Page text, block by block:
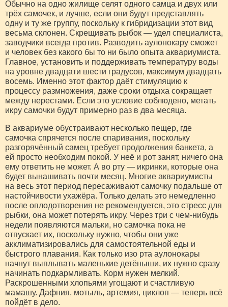
Обычно на одно жилище селят одного самца и двух или
трёх самочек, и лучше, если они будут представлять
одну и ту же группу, поскольку к гибридизации этот вид
весьма склонен. Скрещивать рыбок — удел специалиста,
заводчики всегда против. Разводить аулонокару сможет
и человек без какого бы то ни было опыта аквариумиста.
Главное, установить и поддерживать температуру воды
на уровне двадцати шести градусов, максимум двадцать
восемь. Именно этот фактор даёт стимуляцию к
процессу размножения, даже сроки отдыха сокращает
между нерестами. Если это условие соблюдено, метать
икру самочки будут примерно раз в два месяца.
В аквариуме обустраивают несколько пещер, где
самочка спрячется после спаривания, поскольку
разгорячённый самец требует продолжения банкета, а
ей просто необходим покой. У неё и рот занят, ничего она
ему ответить не может. А во рту — икринки, которые она
будет вынашивать почти месяц. Многие аквариумисты
на весь этот период пересаживают самочку подальше от
настойчивости ухажёра. Только делать это немедленно
после оплодотворения не рекомендуется, это стресс для
рыбки, она может потерять икру. Через три с чем-нибудь
недели появляются мальки, но самочка пока не
отпускает их, поскольку нужно, чтобы они уже
акклиматизировались для самостоятельной еды и
быстрого плавания. Как только изо рта аулонокары
начнут выплывать маленькие детёныши, их нужно сразу
начинать подкармливать. Корм нужен мелкий.
Раскрошенными хлопьями угощают и счастливую
мамашу. Дафния, мотыль, артемия, циклоп — теперь всё
пойдёт в дело.